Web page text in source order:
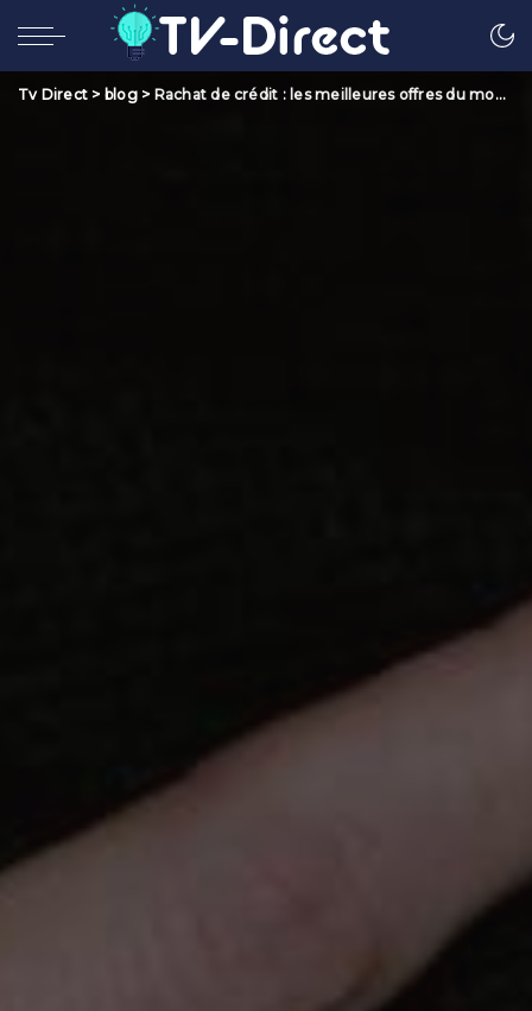
Tv Direct > blog> Rachat de crédit : les meilleures offres du moment